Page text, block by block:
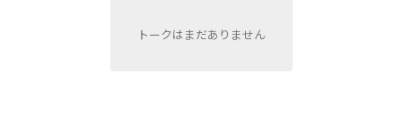
トークはまだありません